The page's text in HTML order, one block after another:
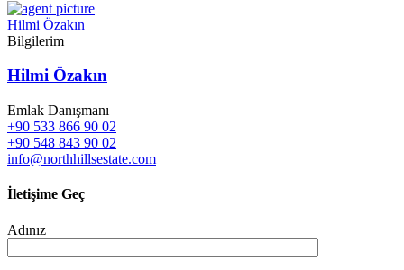
Hilmi Özakın
Bilgilerim
Hilmi Özakın
Emlak Danışmanı
+90 533 866 90 02
+90 548 843 90 02
info@northhillsestate.com
İletişime Geç
Adınız